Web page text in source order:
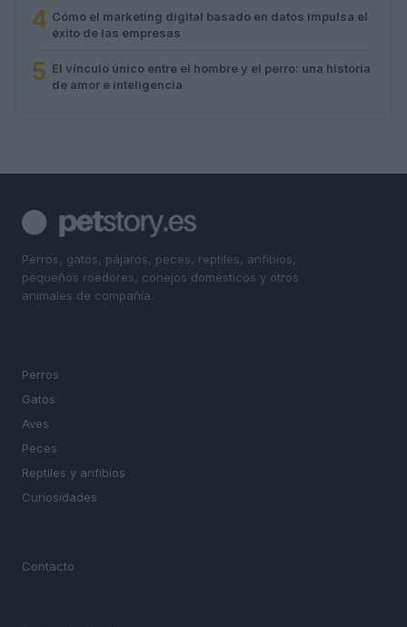
4 Cómo el marketing digital basado en datos impulsa el
éxito de las empresas
5 El vínculo único entre el hombre y el perro: una historia
de amor e inteligencia
Perros, gatos, pájaros, peces, reptiles, anfibios,
pequeños roedores, conejos domésticos y otros
animales de compañía.
Perros
Gatos
Aves
Peces
Reptiles y anfibios
Curiosidades
Contacto